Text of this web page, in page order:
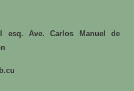
esq. Ave. Carlos Manuel de